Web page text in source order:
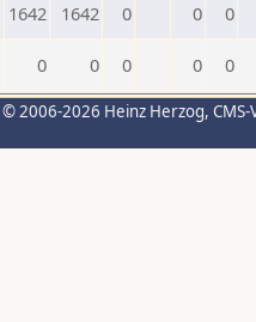
1642 1642 0 0 0
0 0 0 0 0
© 2006-2026 Heinz Herzog,